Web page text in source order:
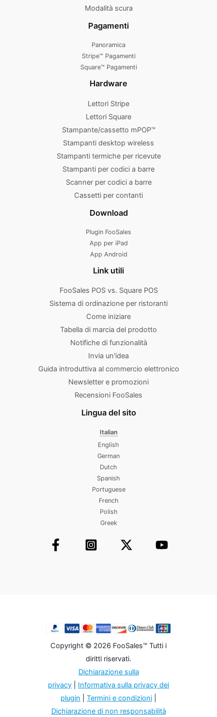
Modalità scura
Pagamenti
Panoramica
Stripe™ Pagamenti
Square™ Pagamenti
Hardware
Lettori Stripe
Lettori Square
Stampante/cassetto mPOP™
Stampanti desktop wireless
Stampanti termiche per ricevute
Stampanti per codici a barre
Scanner per codici a barre
Cassetti per contanti
Download
Plugin FooSales
App per iPad
App Android
Link utili
FooSales POS vs. Square POS
Sistema di ordinazione per ristoranti
Come iniziare
Tabella di marcia del prodotto
Notifiche di funzionalità
Invia un'idea
Guida introduttiva al commercio elettronico
Newsletter e promozioni
Recensioni FooSales
Lingua del sito
Italian
English
German
Dutch
Spanish
Portuguese
French
Polish
Greek
Copyright © 2026 FooSales™ Tutti i
diritti riservati.
Dichiarazione sulla
privacy
Informativa sulla privacy dei
plugin
Termini e condizioni
Dichiarazione di non responsabilità